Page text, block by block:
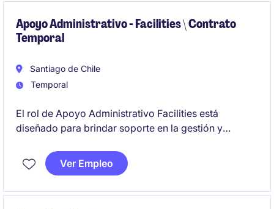
Apoyo Administrativo - Facilities \ Contrato
Temporal
Santiago de Chile
Temporal
El rol de Apoyo Administrativo Facilities está
diseñado para brindar soporte en la gestión y
Facilities Management. Se busca un/a profesional
con habilidades administrativas para colaborar en un
Ver Empleo